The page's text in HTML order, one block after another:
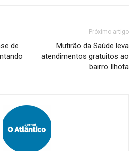
de
Próximo artigo
Mutirão da Saúde leva
atendimentos gratuitos ao
bairro Ilhota